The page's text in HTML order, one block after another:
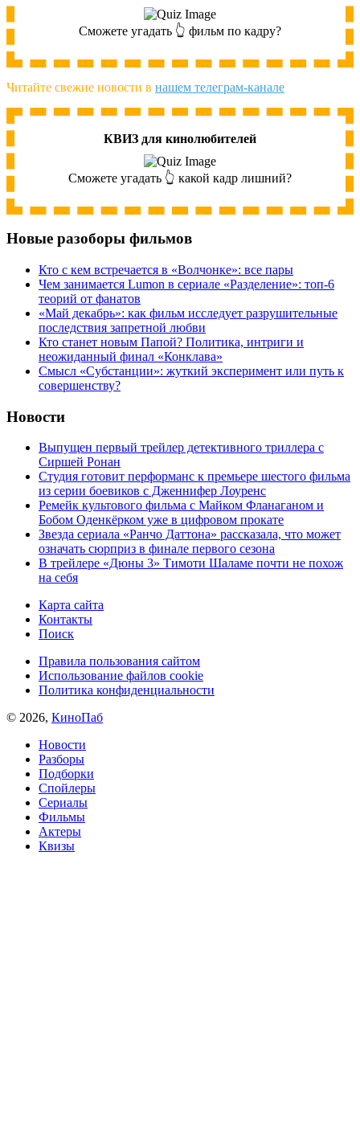
Сможете угадать 👆 фильм по кадру?
Читайте свежие новости в нашем телеграм-канале
КВИЗ для кинолюбителей
Сможете угадать 👆 какой кадр лишний?
Новые разоборы фильмов
Кто с кем встречается в «Волчонке»: все пары
Чем занимается Lumon в сериале «Разделение»: топ-6
теорий от фанатов
«Май декабрь»: как фильм исследует разрушительные
последствия запретной любви
Кто станет новым Папой? Политика, интриги и
неожиданный финал «Конклава»
Cмысл «Субстанции»: жуткий эксперимент или путь к
совершенству?
Новости
Выпущен первый трейлер детективного триллера с
Сиршей Ронан
Студия готовит перформанс к премьере шестого фильма
из серии боевиков с Дженнифер Лоуренс
Ремейк культового фильма с Майком Фланаганом и
Бобом Оденкёрком уже в цифровом прокате
Звезда сериала «Ранчо Даттона» рассказала, что может
означать сюрприз в финале первого сезона
В трейлере «Дюны 3» Тимоти Шаламе почти не похож
на себя
Карта сайта
Контакты
Поиск
Правила пользования сайтом
Использование файлов cookie
Политика конфиденциальности
© 2026, КиноПаб
Новости
Разборы
Подборки
Спойлеры
Сериалы
Фильмы
Актеры
Квизы